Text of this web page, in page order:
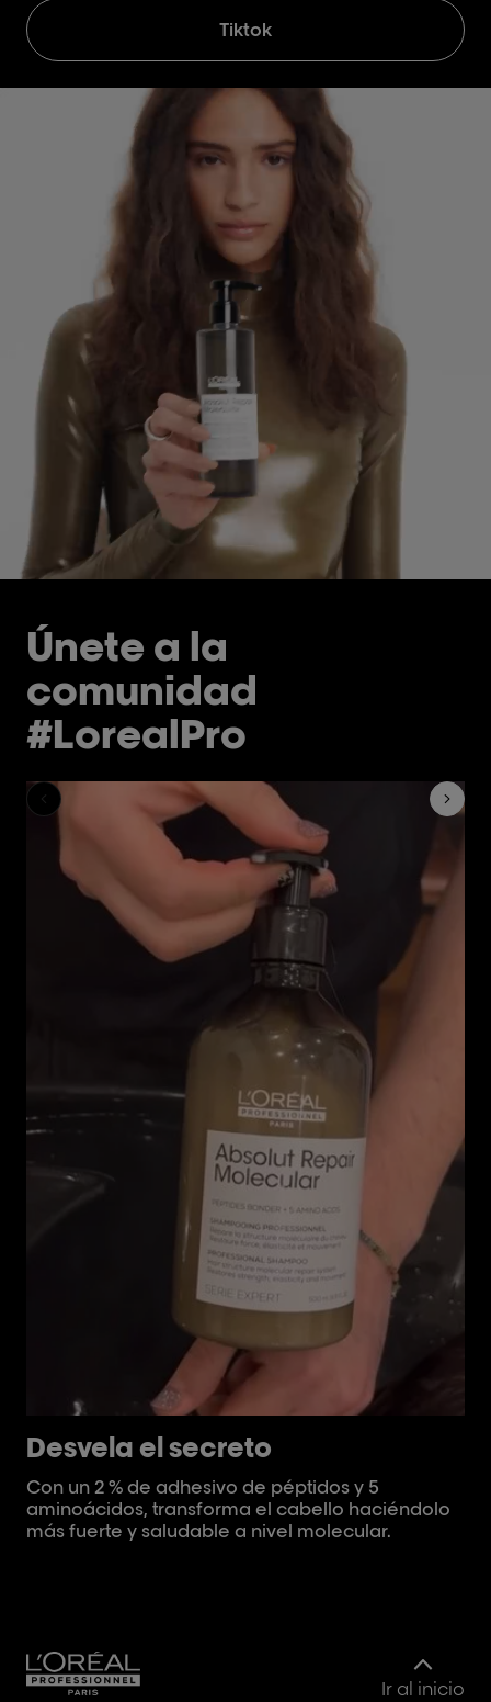
Tiktok
Únete a la
comunidad
#LorealPro
Desvela el secreto
Con un 2 % de adhesivo de péptidos y 5
aminoácidos, transforma el cabello haciéndolo
más fuerte y saludable a nivel molecular.
Ir al inicio